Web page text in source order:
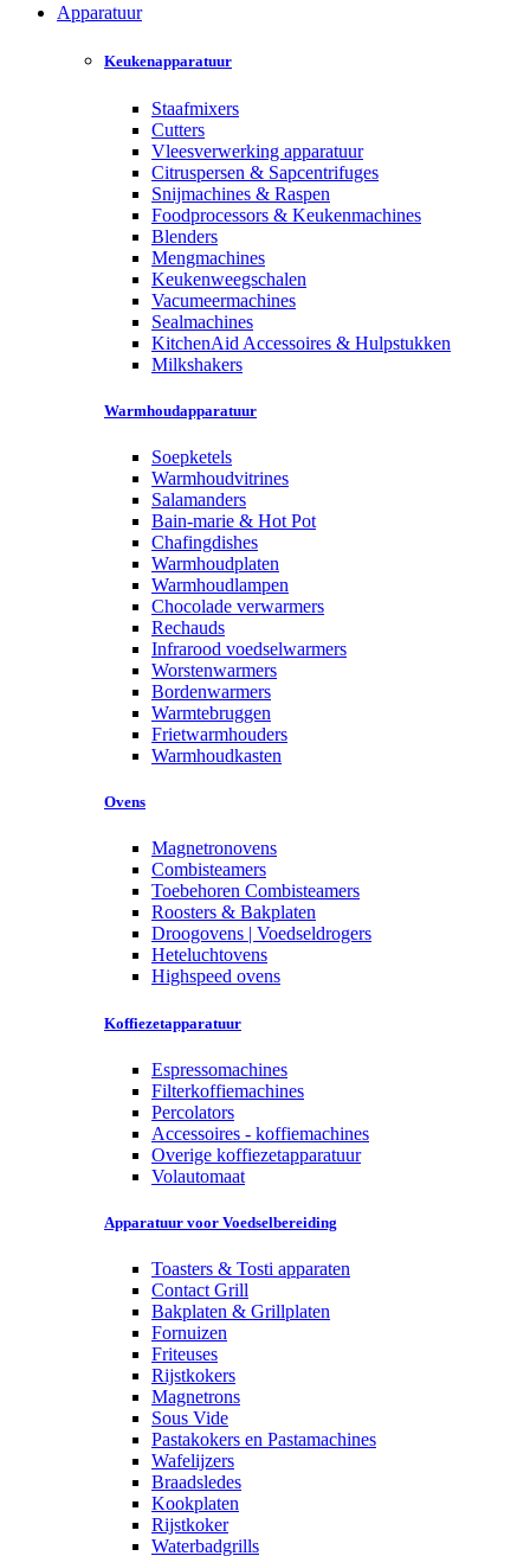
Apparatuur
Keukenapparatuur
Staafmixers
Cutters
Vleesverwerking apparatuur
Citruspersen & Sapcentrifuges
Snijmachines & Raspen
Foodprocessors & Keukenmachines
Blenders
Mengmachines
Keukenweegschalen
Vacumeermachines
Sealmachines
KitchenAid Accessoires & Hulpstukken
Milkshakers
Warmhoudapparatuur
Soepketels
Warmhoudvitrines
Salamanders
Bain-marie & Hot Pot
Chafingdishes
Warmhoudplaten
Warmhoudlampen
Chocolade verwarmers
Rechauds
Infrarood voedselwarmers
Worstenwarmers
Bordenwarmers
Warmtebruggen
Frietwarmhouders
Warmhoudkasten
Ovens
Magnetronovens
Combisteamers
Toebehoren Combisteamers
Roosters & Bakplaten
Droogovens | Voedseldrogers
Heteluchtovens
Highspeed ovens
Koffiezetapparatuur
Espressomachines
Filterkoffiemachines
Percolators
Accessoires - koffiemachines
Overige koffiezetapparatuur
Volautomaat
Apparatuur voor Voedselbereiding
Toasters & Tosti apparaten
Contact Grill
Bakplaten & Grillplaten
Fornuizen
Friteuses
Rijstkokers
Magnetrons
Sous Vide
Pastakokers en Pastamachines
Wafelijzers
Braadsledes
Kookplaten
Rijstkoker
Waterbadgrills